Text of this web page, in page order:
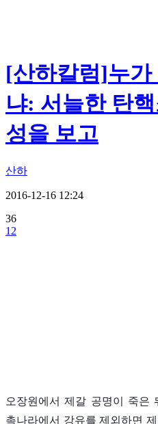
[산하칼럼]누가
냐: 서늘한 탄
성을 보고
산하
2016-12-16 12:24
36
12
오장원에서 제갈 공명이 죽은
촉나라에서 강유를 제외하면